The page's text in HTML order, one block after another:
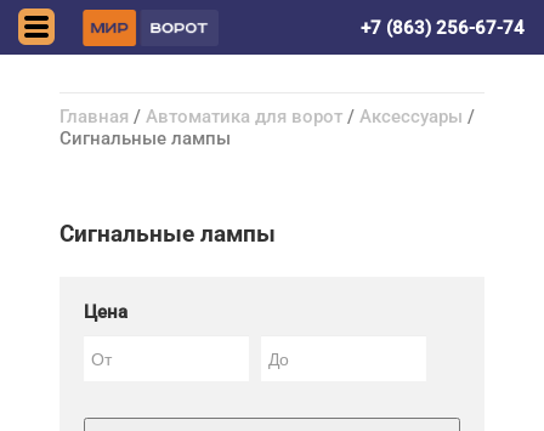
+7 (863) 256-67-74
Главная / Автоматика для ворот / Аксессуары /
Сигнальные лампы
Сигнальные лампы
Цена